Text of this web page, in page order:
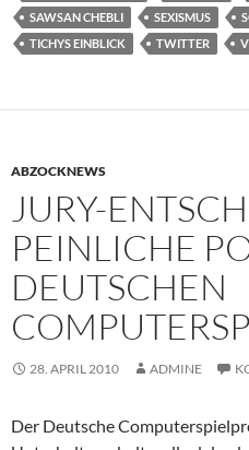
SAWSAN CHEBLI
SEXISMUS
TICHYS EINBLICK
TWITTER
ABZOCKNEWS
JURY-
PEINLICHE
DEUTSCHEN
28. APRIL 2010 ADMINE
Der Deutsche